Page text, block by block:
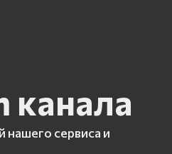
канала
сервиса и